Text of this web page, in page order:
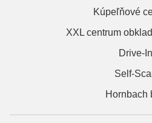
Kúpeľňové
XXL centrum
Drive-In
Self-
Hornbach